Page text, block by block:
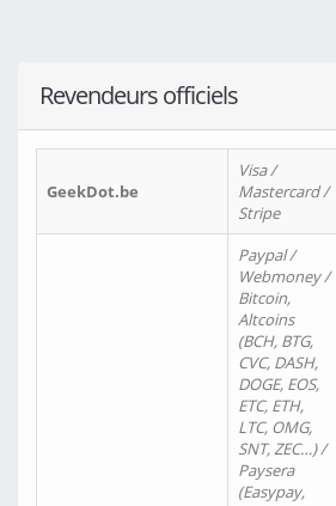
Revendeurs officiels
GeekDot.be
Visa /
Mastercard /
Stripe
Paypal /
Webmoney /
Bitcoin,
Altcoins
(BCH, BTG,
CVC, DASH,
DOGE, EOS,
ETC, ETH,
LTC, OMG,
SNT, ZEC…) /
Paysera
(Easypay,